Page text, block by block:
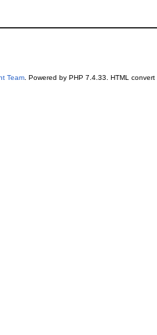
Team. Powered by PHP 7.4.33. HTML convert